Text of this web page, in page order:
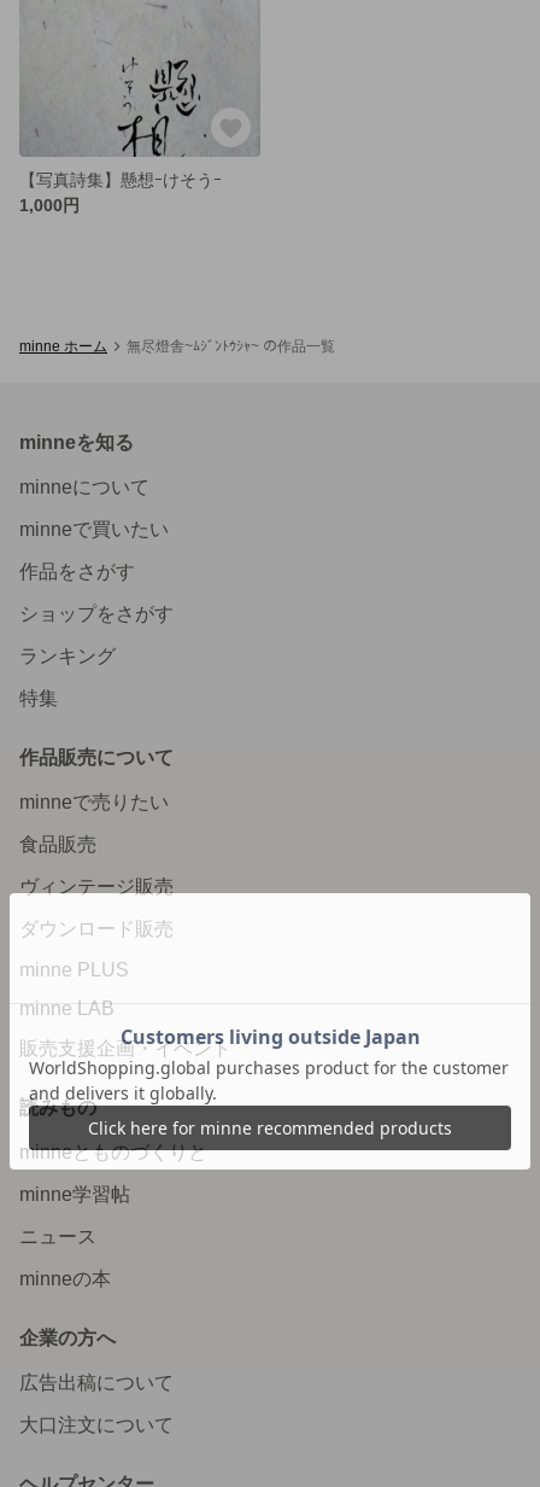
【写真詩集】懸想ｰけそうｰ
1,000円
minne ホーム 無尽燈舎~ﾑｼﾞﾝﾄｳｼｬ~ の作品一覧
minneを知る
minneについて
minneで買いたい
作品をさがす
ショップをさがす
ランキング
特集
作品販売について
minneで売りたい
食品販売
ヴィンテージ販売
ダウンロード販売
minne PLUS
minne LAB
販売支援企画・イベント
読みもの
minneとものづくりと
minne学習帖
ニュース
minneの本
企業の方へ
広告出稿について
大口注文について